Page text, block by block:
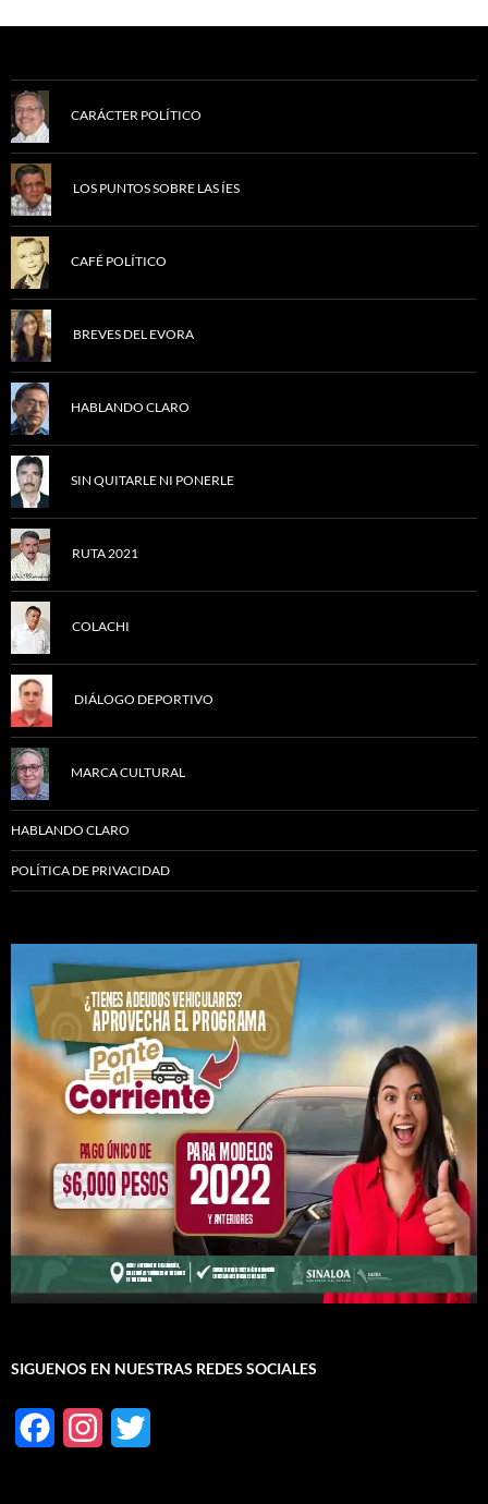
CARÁCTER POLÍTICO
LOS PUNTOS SOBRE LAS ÍES
CAFÉ POLÍTICO
BREVES DEL EVORA
HABLANDO CLARO
SIN QUITARLE NI PONERLE
RUTA 2021
COLACHI
DIÁLOGO DEPORTIVO
MARCA CULTURAL
HABLANDO CLARO
POLÍTICA DE PRIVACIDAD
SIGUENOS EN NUESTRAS REDES SOCIALES